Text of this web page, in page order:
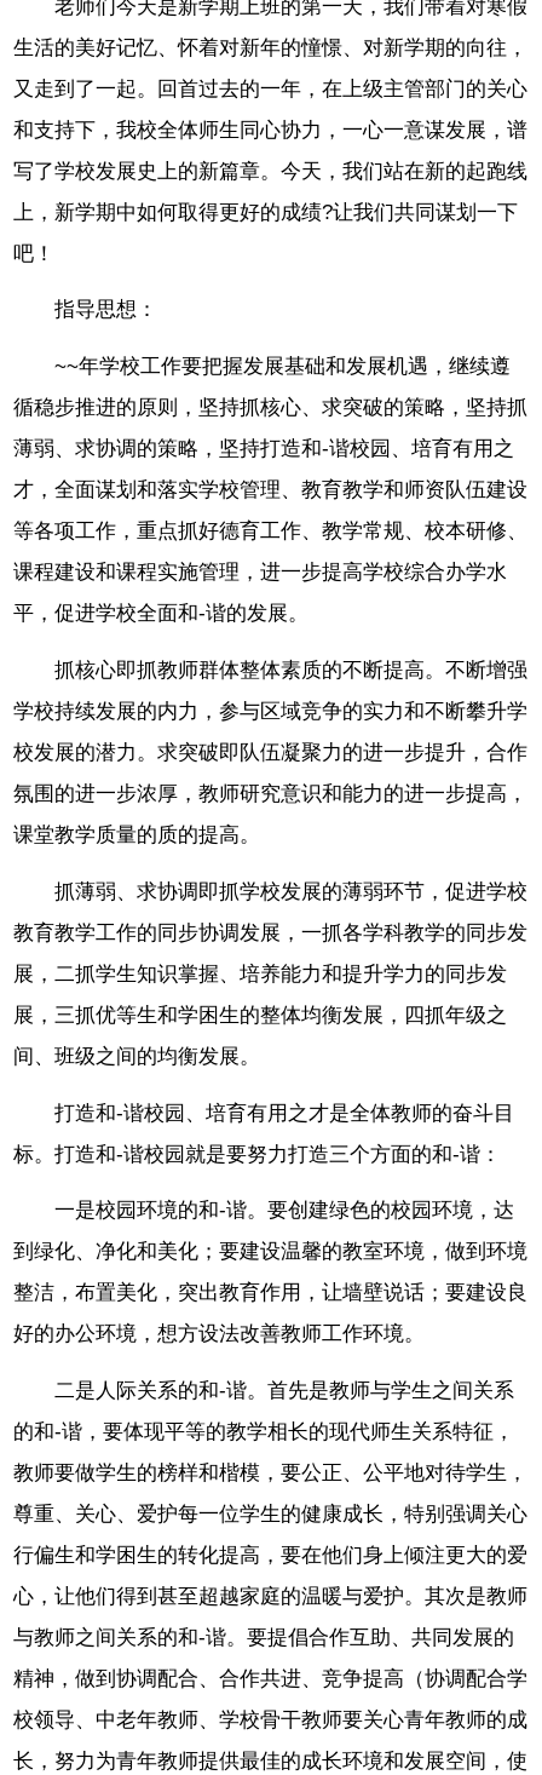
老师们今天是新学期上班的第一天，我们带着对寒假
生活的美好记忆、怀着对新年的憧憬、对新学期的向往，
又走到了一起。回首过去的一年，在上级主管部门的关心
和支持下，我校全体师生同心协力，一心一意谋发展，谱
写了学校发展史上的新篇章。今天，我们站在新的起跑线
上，新学期中如何取得更好的成绩?让我们共同谋划一下
吧！
指导思想：
~~年学校工作要把握发展基础和发展机遇，继续遵
循稳步推进的原则，坚持抓核心、求突破的策略，坚持抓
薄弱、求协调的策略，坚持打造和-谐校园、培育有用之
才，全面谋划和落实学校管理、教育教学和师资队伍建设
等各项工作，重点抓好德育工作、教学常规、校本研修、
课程建设和课程实施管理，进一步提高学校综合办学水
平，促进学校全面和-谐的发展。
抓核心即抓教师群体整体素质的不断提高。不断增强
学校持续发展的内力，参与区域竞争的实力和不断攀升学
校发展的潜力。求突破即队伍凝聚力的进一步提升，合作
氛围的进一步浓厚，教师研究意识和能力的进一步提高，
课堂教学质量的质的提高。
抓薄弱、求协调即抓学校发展的薄弱环节，促进学校
教育教学工作的同步协调发展，一抓各学科教学的同步发
展，二抓学生知识掌握、培养能力和提升学力的同步发
展，三抓优等生和学困生的整体均衡发展，四抓年级之
间、班级之间的均衡发展。
打造和-谐校园、培育有用之才是全体教师的奋斗目
标。打造和-谐校园就是要努力打造三个方面的和-谐：
一是校园环境的和-谐。要创建绿色的校园环境，达
到绿化、净化和美化；要建设温馨的教室环境，做到环境
整洁，布置美化，突出教育作用，让墙壁说话；要建设良
好的办公环境，想方设法改善教师工作环境。
二是人际关系的和-谐。首先是教师与学生之间关系
的和-谐，要体现平等的教学相长的现代师生关系特征，
教师要做学生的榜样和楷模，要公正、公平地对待学生，
尊重、关心、爱护每一位学生的健康成长，特别强调关心
行偏生和学困生的转化提高，要在他们身上倾注更大的爱
心，让他们得到甚至超越家庭的温暖与爱护。其次是教师
与教师之间关系的和-谐。要提倡合作互助、共同发展的
精神，做到协调配合、合作共进、竞争提高（协调配合学
校领导、中老年教师、学校骨干教师要关心青年教师的成
长，努力为青年教师提供最佳的成长环境和发展空间，使